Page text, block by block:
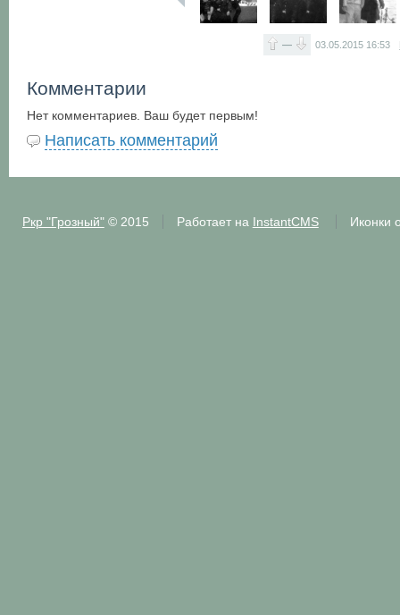
— 03.05.2015 16:53
Комментарии
Нет комментариев. Ваш будет первым!
Написать комментарий
Ркр "Грозный"© 2015 Работает на InstantCMS Иконки